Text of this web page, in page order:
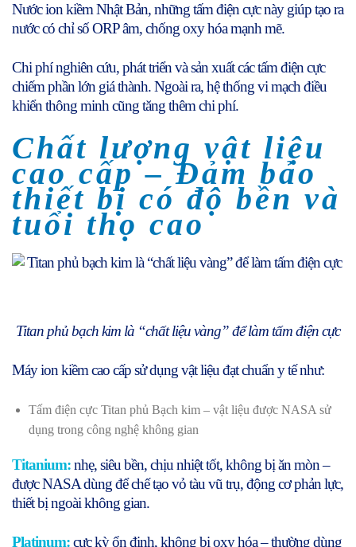
Nước ion kiềm Nhật Bản, những tấm điện cực này giúp tạo ra
nước có chỉ số ORP âm, chống oxy hóa mạnh mẽ.
Chi phí nghiên cứu, phát triển và sản xuất các tấm điện cực
chiếm phần lớn giá thành. Ngoài ra, hệ thống vi mạch điều
khiển thông minh cũng tăng thêm chi phí.
Chất lượng vật liệu
cao cấp – Đảm bảo
thiết bị có độ bền và
tuổi thọ cao
Titan phủ bạch kim là “chất liệu vàng” để làm tấm điện cực
Máy ion kiềm cao cấp sử dụng vật liệu đạt chuẩn y tế như:
Tấm điện cực Titan phủ Bạch kim – vật liệu được NASA sử
dụng trong công nghệ không gian
Titanium:nhẹ, siêu bền, chịu nhiệt tốt, không bị ăn mòn –
được NASA dùng để chế tạo vỏ tàu vũ trụ, động cơ phản lực,
thiết bị ngoài không gian.
Platinum:cực kỳ ổn định, không bị oxy hóa – thường dùng